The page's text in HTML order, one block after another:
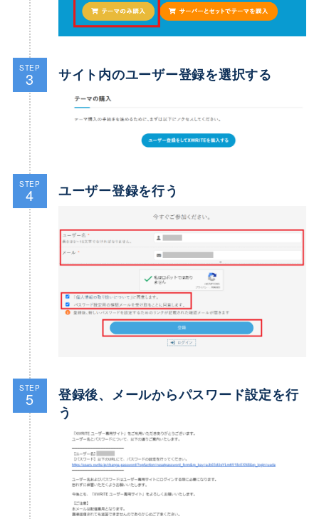
STEP
3 サイト内のユーザー登録を選択する
STEP
4 ユーザー登録を行う
STEP
5
登録後、メールからパスワード設定を行
う